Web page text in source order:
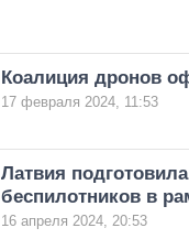
Коалиция дронов
17 февраля 2024, 11:53
Латвия
беспилотников в
16 апреля 2024, 20:53